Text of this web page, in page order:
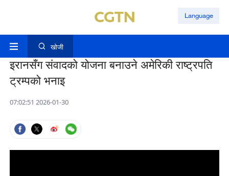
Language
खोजी
इरानसँग संवादको योजना बनाउने अमेरिकी राष्ट्रपति
ट्रम्पको भनाइ
07:02:51 2026-01-30